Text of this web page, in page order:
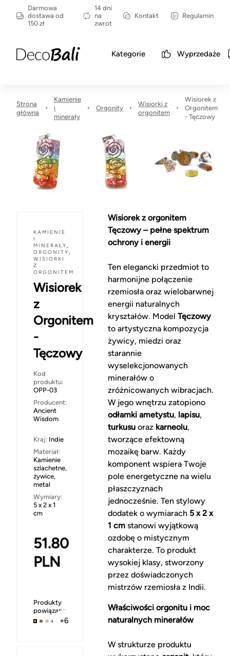
Darmowa
dostawa od
150 zł
14 dni
na
zwrot
Kontakt Regulamin
Kategorie Wyprzedaże
Strona
główna
Kamienie
i
minerały
Orgonity
Wisiorki z
orgonitem
Wisiorek z
Orgonitem
- Tęczowy
KAMIENIE
I
MINERAŁY,
ORGONITY,
WISIORKI
Z
ORGONITEM
Wisiorek
z
Orgonitem
-
Tęczowy
Kod
produktu:
OPP-03
Producent:
Ancient
Wisdom
Kraj: Indie
Materiał:
Kamienie
szlachetne,
żywice,
metal
Wymiary:
5 x 2 x 1
cm
51.80
PLN
Produkty
powiązane
+6
Wisiorek z orgonitem
Tęczowy – pełne spektrum
ochrony i energii
Ten elegancki przedmiot to
harmonijne połączenie
rzemiosła oraz wielobarwnej
energii naturalnych
kryształów. Model Tęczowy
to artystyczna kompozycja
żywicy, miedzi oraz
starannie
wyselekcjonowanych
minerałów o
zróżnicowanych wibracjach.
W jego wnętrzu zatopiono
odłamki ametystu, lapisu,
turkusuoraz karneolu,
tworzące efektowną
mozaikę barw. Każdy
komponent wspiera Twoje
pole energetyczne na wielu
płaszczyznach
jednocześnie. Ten stylowy
dodatek o wymiarach 5 x 2 x
1 cmstanowi wyjątkową
ozdobę o mistycznym
charakterze. To produkt
wysokiej klasy, stworzony
przez doświadczonych
mistrzów rzemiosła z Indii.
Właściwości orgonitu i moc
naturalnych minerałów
W strukturze produktu